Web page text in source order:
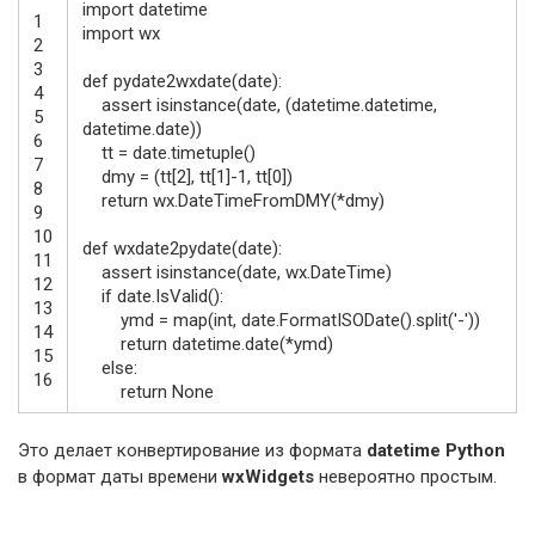
1
2
3
4
5
6
7
8
9
10
11
12
13
14
15
16
import datetime
import wx
def pydate2wxdate(date):
assert isinstance(date, (datetime.datetime,
datetime.date))
tt = date.timetuple()
dmy = (tt[2], tt[1]-1, tt[0])
return wx.DateTimeFromDMY(*dmy)
def wxdate2pydate(date):
assert isinstance(date, wx.DateTime)
if date.IsValid():
ymd = map(int, date.FormatISODate().split('-'))
return datetime.date(*ymd)
else:
return None
Это делает конвертирование из формата datetime Python
в формат даты времениwxWidgets невероятно простым.